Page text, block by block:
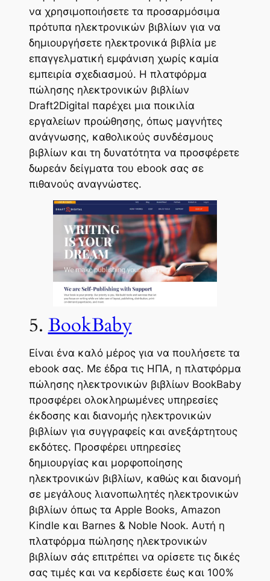
να χρησιμοποιήσετε τα προσαρμόσιμα
πρότυπα ηλεκτρονικών βιβλίων για να
δημιουργήσετε ηλεκτρονικά βιβλία με
επαγγελματική εμφάνιση χωρίς καμία
εμπειρία σχεδιασμού. Η πλατφόρμα
πώλησης ηλεκτρονικών βιβλίων
Draft2Digital παρέχει μια ποικιλία
εργαλείων προώθησης, όπως μαγνήτες
ανάγνωσης, καθολικούς συνδέσμους
βιβλίων και τη δυνατότητα να προσφέρετε
δωρεάν δείγματα του ebook σας σε
πιθανούς αναγνώστες.
5. BookBaby
Είναι ένα καλό μέρος για να πουλήσετε τα
ebook σας. Με έδρα τις ΗΠΑ, η πλατφόρμα
πώλησης ηλεκτρονικών βιβλίων BookBaby
προσφέρει ολοκληρωμένες υπηρεσίες
έκδοσης και διανομής ηλεκτρονικών
βιβλίων για συγγραφείς και ανεξάρτητους
εκδότες. Προσφέρει υπηρεσίες
δημιουργίας και μορφοποίησης
ηλεκτρονικών βιβλίων, καθώς και διανομή
σε μεγάλους λιανοπωλητές ηλεκτρονικών
βιβλίων όπως τα Apple Books, Amazon
Kindle και Barnes & Noble Nook. Αυτή η
πλατφόρμα πώλησης ηλεκτρονικών
βιβλίων σάς επιτρέπει να ορίσετε τις δικές
σας τιμές και να κερδίσετε έως και 100%